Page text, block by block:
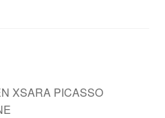
XSARA PICASSO